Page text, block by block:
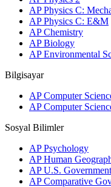
AP Physics C:
AP Physics C: E&M
AP Chemistry
AP Biology
AP Environmental
Bilgisayar
AP Computer
AP Computer
Sosyal Bilimler
AP Psychology
AP Human
AP U.S.
AP Comparative